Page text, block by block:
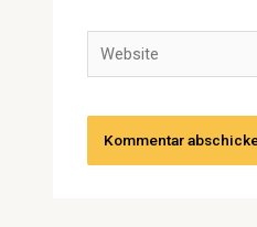
Website